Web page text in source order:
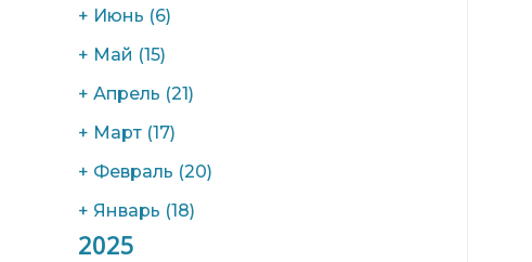
+ Июнь (6)
+ Май (15)
+ Апрель (21)
+ Март (17)
+ Февраль (20)
+ Январь (18)
2025